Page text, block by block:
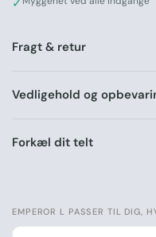
Emperor er til dig, der vil
størrelse og bestil i dag.
Tegn dine egne
✓
Fragt & retur
Vedligehold og
Forkæl dit telt
EMPEROR L PASSER TIL DIG,